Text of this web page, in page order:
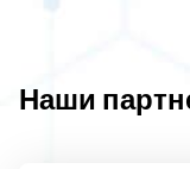
Наши